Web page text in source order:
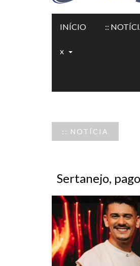
INÍCIO ::
x
:: NOTÍCIA
Sertanejo,